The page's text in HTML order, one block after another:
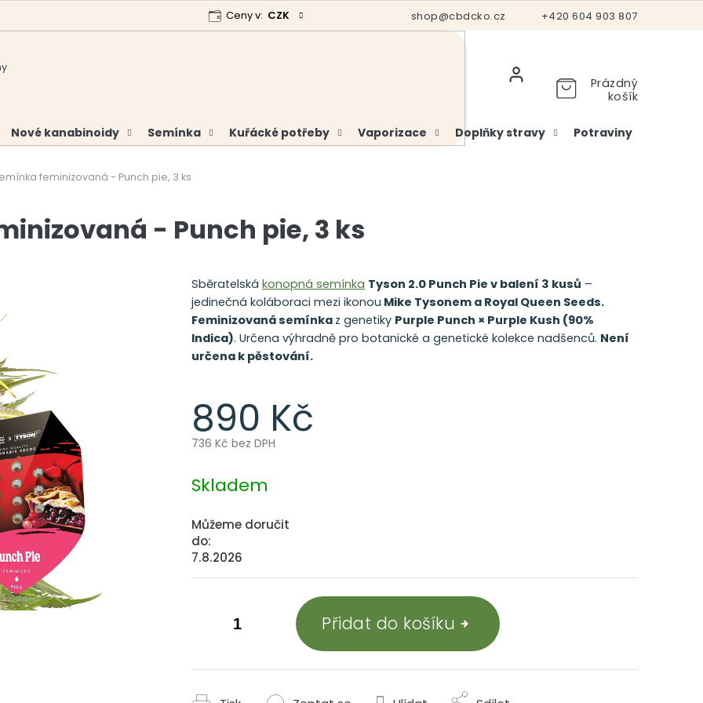
+420 604 903 807
shop@cbdcko.cz
Analýzy a certifikáty Hodnocení obchodu Vrácení a reklamace
Ceny v: CZK
Prázdný
košík
Nové kanabinoidy Semínka Kuřácké potřeby Vaporizace Doplňky stravy Potraviny
feminizovaná - Punch pie, 3 ks
- Punch pie, 3 ks
890 Kč
736 Kč bez DPH
cena:
Skladem
Můžeme doručit
do:
7.8.2026
Přidat do košíku
Sběratelská konopná semínka Tyson 2.0 Punch Pie v balení 3 kusů –
jedinečná koláboraci mezi ikonou Mike Tysonem a Royal Queen Seeds.
Feminizovaná semínka z genetiky Purple Punch × Purple Kush (90%
Indica). Určena výhradně pro botanické a genetické kolekce nadšenců. Není
určena k pěstování.